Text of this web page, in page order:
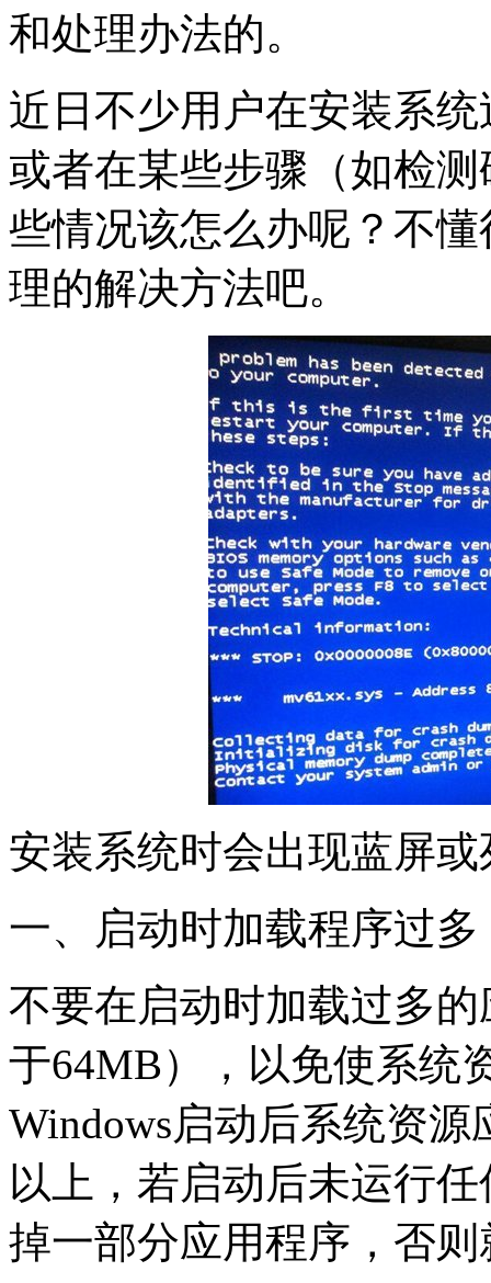
和处理办法的。
近日不少用户在安装系
或者在某些步骤（如检
些情况该怎么办呢？不
理的解决方法吧。
安装系统时会出现蓝屏
一、启动时加载程序过多
不要在启动时加载过多
于64MB），以免使系统
Windows启动后系统资源
以上，若启动后未运行
掉一部分应用程序，否